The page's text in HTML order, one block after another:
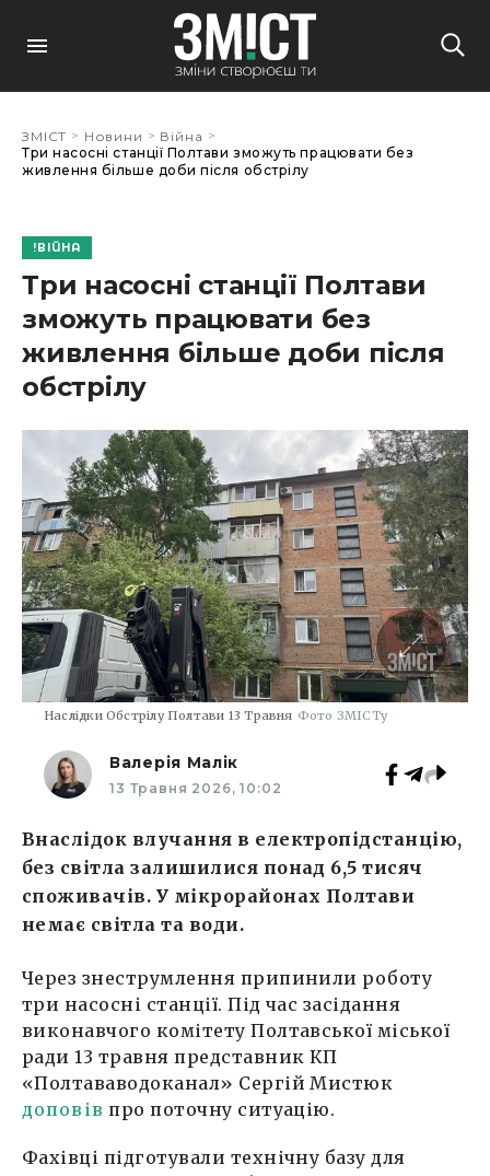
ЗМІСТ > Новини > Війна >
Три насосні станції Полтави зможуть працювати без
живлення більше доби після обстрілу
ВІЙНА
Три насосні станції Полтави
зможуть працювати без
живлення більше доби після
обстрілу
Наслідки Обстрілу Полтави 13 Травня Фото ЗМІСТу
Валерія Малік
13 Травня 2026, 10:02
Внаслідок влучання в електропідстанцію,
без світла залишилися понад 6,5 тисяч
споживачів. У мікрорайонах Полтави
немає світла та води.
Через знеструмлення припинили роботу
три насосні станції. Під час засідання
виконавчого комітету Полтавської міської
ради 13 травня представник КП
«Полтававодоканал» Сергій Мистюк
доповів про поточну ситуацію.
Фахівці підготували технічну базу для